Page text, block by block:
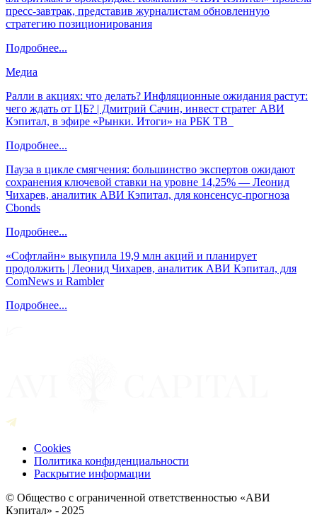
пресс-завтрак, представив журналистам обновленную
стратегию позиционирования
Подробнее...
Медиа
Ралли в акциях: что делать? Инфляционные ожидания растут:
чего ждать от ЦБ? | Дмитрий Сачин, инвест стратег АВИ
Кэпитал, в эфире «Рынки. Итоги» на РБК ТВ
Подробнее...
Пауза в цикле смягчения: большинство экспертов ожидают
сохранения ключевой ставки на уровне 14,25% — Леонид
Чихарев, аналитик АВИ Кэпитал, для консенсус-прогноза
Cbonds
Подробнее...
«Софтлайн» выкупила 19,9 млн акций и планирует
продолжить | Леонид Чихарев, аналитик АВИ Кэпитал, для
ComNews и Rambler
Подробнее...
Cookies
Политика конфиденциальности
Раскрытие информации
© Общество с ограниченной ответственностью «АВИ
Кэпитал» - 2025